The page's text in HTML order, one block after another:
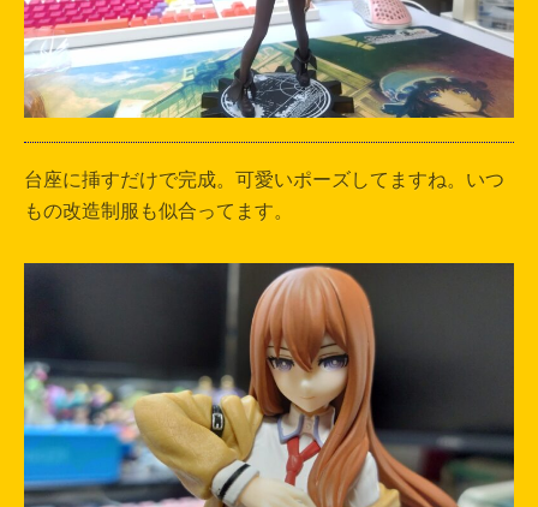
台座に挿すだけで完成。可愛いポーズしてますね。いつ
もの改造制服も似合ってます。